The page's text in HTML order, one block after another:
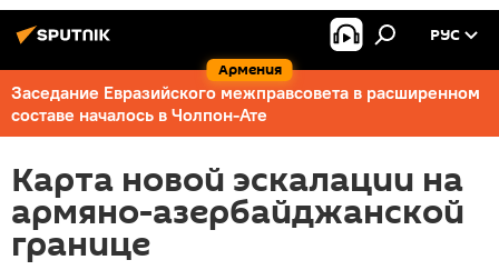
Армения
РУС
Заседание Евразийского межправсовета в расширенном
составе началось в Чолпон-Ате
Карта новой эскалации на
армяно-азербайджанской
границе